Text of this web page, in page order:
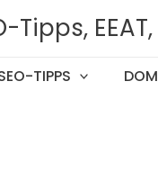
Tipps,
TIPPS